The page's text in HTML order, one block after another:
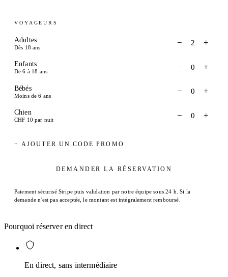
VOYAGEURS
Adultes
Dès 18 ans − 2 +
Enfants
De 6 à 18 ans − 0 +
Bébés
Moins de 6 ans − 0 +
Chien
CHF 10 par nuit − 0 +
+ AJOUTER UN CODE PROMO
DEMANDER LA RÉSERVATION
Paiement sécurisé Stripe puis validation par notre équipe sous 24 h. Si la
demande n'est pas acceptée, le montant est intégralement remboursé.
Pourquoi réserver en direct
En direct, sans intermédiaire